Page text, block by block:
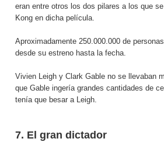
eran entre otros los dos pilares a los que
Kong en dicha película.
Aproximadamente 250.000.000 de
desde su estreno hasta la fecha.
Vivien Leigh y Clark Gable no se llevaban
que Gable ingería grandes cantidades de
tenía que besar a Leigh.
7. El gran dictador